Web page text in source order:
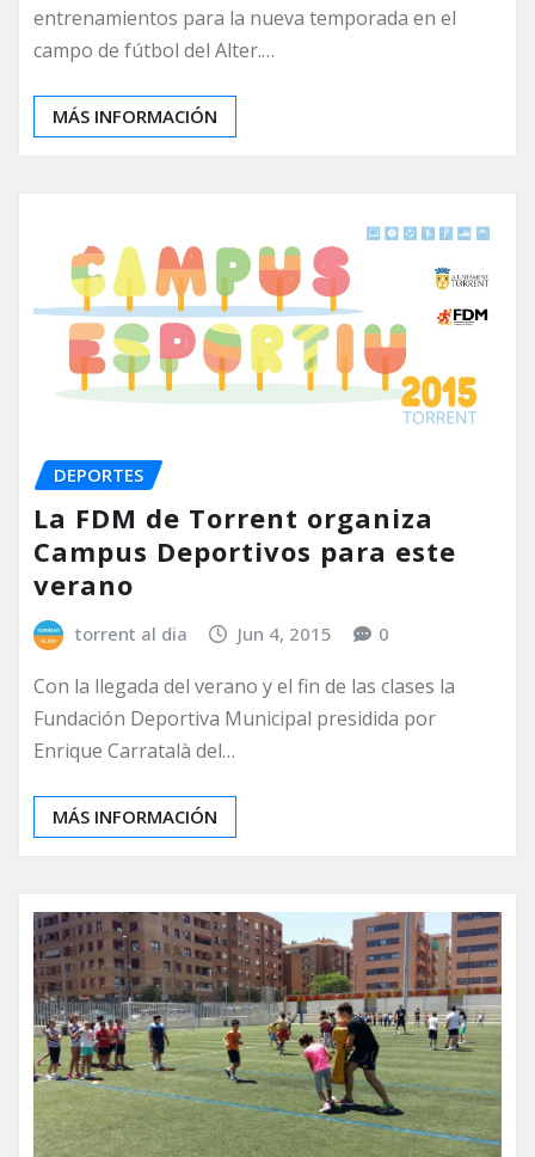
entrenamientos para la nueva temporada en el
campo de fútbol del Alter.…
MÁS INFORMACIÓN
DEPORTES
La FDM de Torrent organiza
Campus Deportivos para este
verano
torrent al dia Jun 4, 2015 0
Con la llegada del verano y el fin de las clases la
Fundación Deportiva Municipal presidida por
Enrique Carratalà del…
MÁS INFORMACIÓN